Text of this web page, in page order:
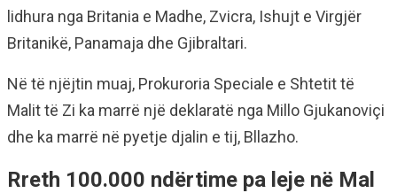
lidhura nga Britania e Madhe, Zvicra, Ishujt e Virgjër
Britanikë, Panamaja dhe Gjibraltari.
Në të njëjtin muaj, Prokuroria Speciale e Shtetit të
Malit të Zi ka marrë një deklaratë nga Millo Gjukanoviçi
dhe ka marrë në pyetje djalin e tij, Bllazho.
Rreth 100.000 ndërtime pa leje në Mal